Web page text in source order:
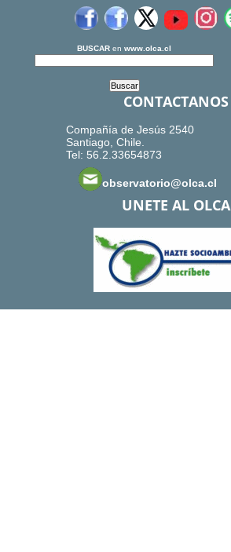
BUSCAR en www.olca.cl
CONTACTANOS
Compañía de Jesús 2540
Santiago, Chile.
Tel: 56.2.33654873
observatorio@olca.cl
UNETE AL OLCA